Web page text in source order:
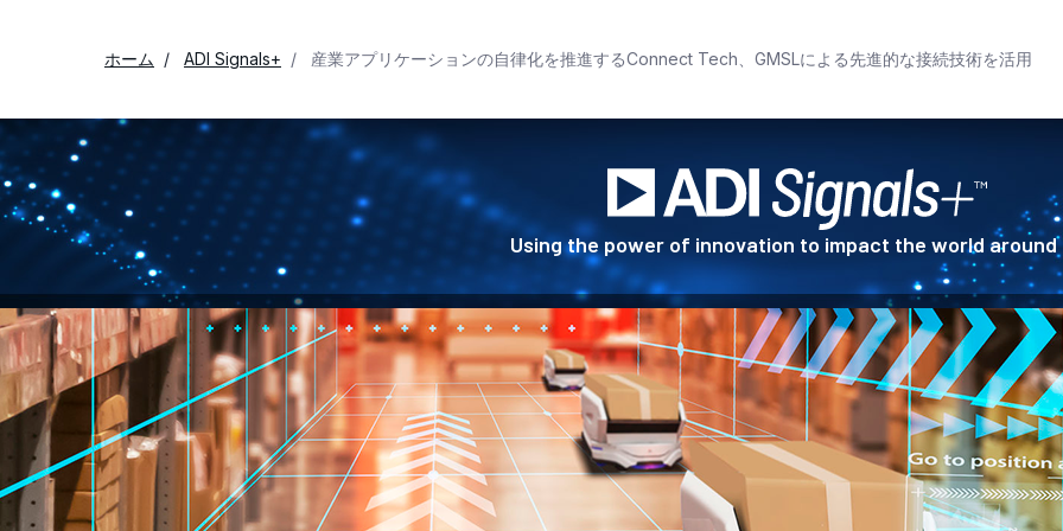
ホーム ADI Signals+ 産業アプリケーションの自律化を推進するConnect Tech、GMSLによる先進的な接続技術を活用
Using the power of innovation to impact the world around